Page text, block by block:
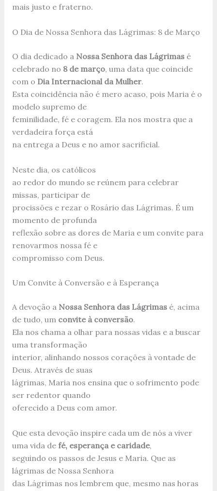
mais justo e fraterno.
O Dia de Nossa Senhora das Lágrimas: 8 de Março
O dia dedicado a Nossa Senhora das Lágrimasé
celebrado no 8 de março, uma data que coincide
com o Dia Internacional da Mulher.
Esta coincidência não é mero acaso, pois Maria é o
modelo supremo de
feminilidade, fé e coragem. Ela nos mostra que a
verdadeira força está
na entrega a Deus e no amor sacrificial.
Neste dia, os católicos
ao redor do mundo se reúnem para celebrar
missas, participar de
procissões e rezar o Rosário das Lágrimas. É um
momento de profunda
reflexão sobre as dores de Maria e um convite para
renovarmos nossa fé e
compromisso com Deus.
Um Convite à Conversão e à Esperança
A devoção a Nossa Senhora das Lágrimasé, acima
de tudo, um convite à conversão.
Ela nos chama a olhar para nossas vidas e a buscar
uma transformação
interior, alinhando nossos corações à vontade de
Deus. Através de suas
lágrimas, Maria nos ensina que o sofrimento pode
ser redentor quando
oferecido a Deus com amor.
Que esta devoção inspire cada um de nós a viver
uma vida de fé, esperança e caridade,
seguindo os passos de Jesus e Maria. Que as
lágrimas de Nossa Senhora
das Lágrimas nos lembrem que, mesmo nas horas